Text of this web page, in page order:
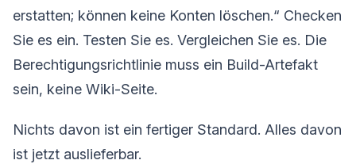
erstatten; können keine Konten löschen.“ Checken
Sie es ein. Testen Sie es. Vergleichen Sie es. Die
Berechtigungsrichtlinie muss ein Build-Artefakt
sein, keine Wiki-Seite.
Nichts davon ist ein fertiger Standard. Alles davon
ist jetzt auslieferbar.